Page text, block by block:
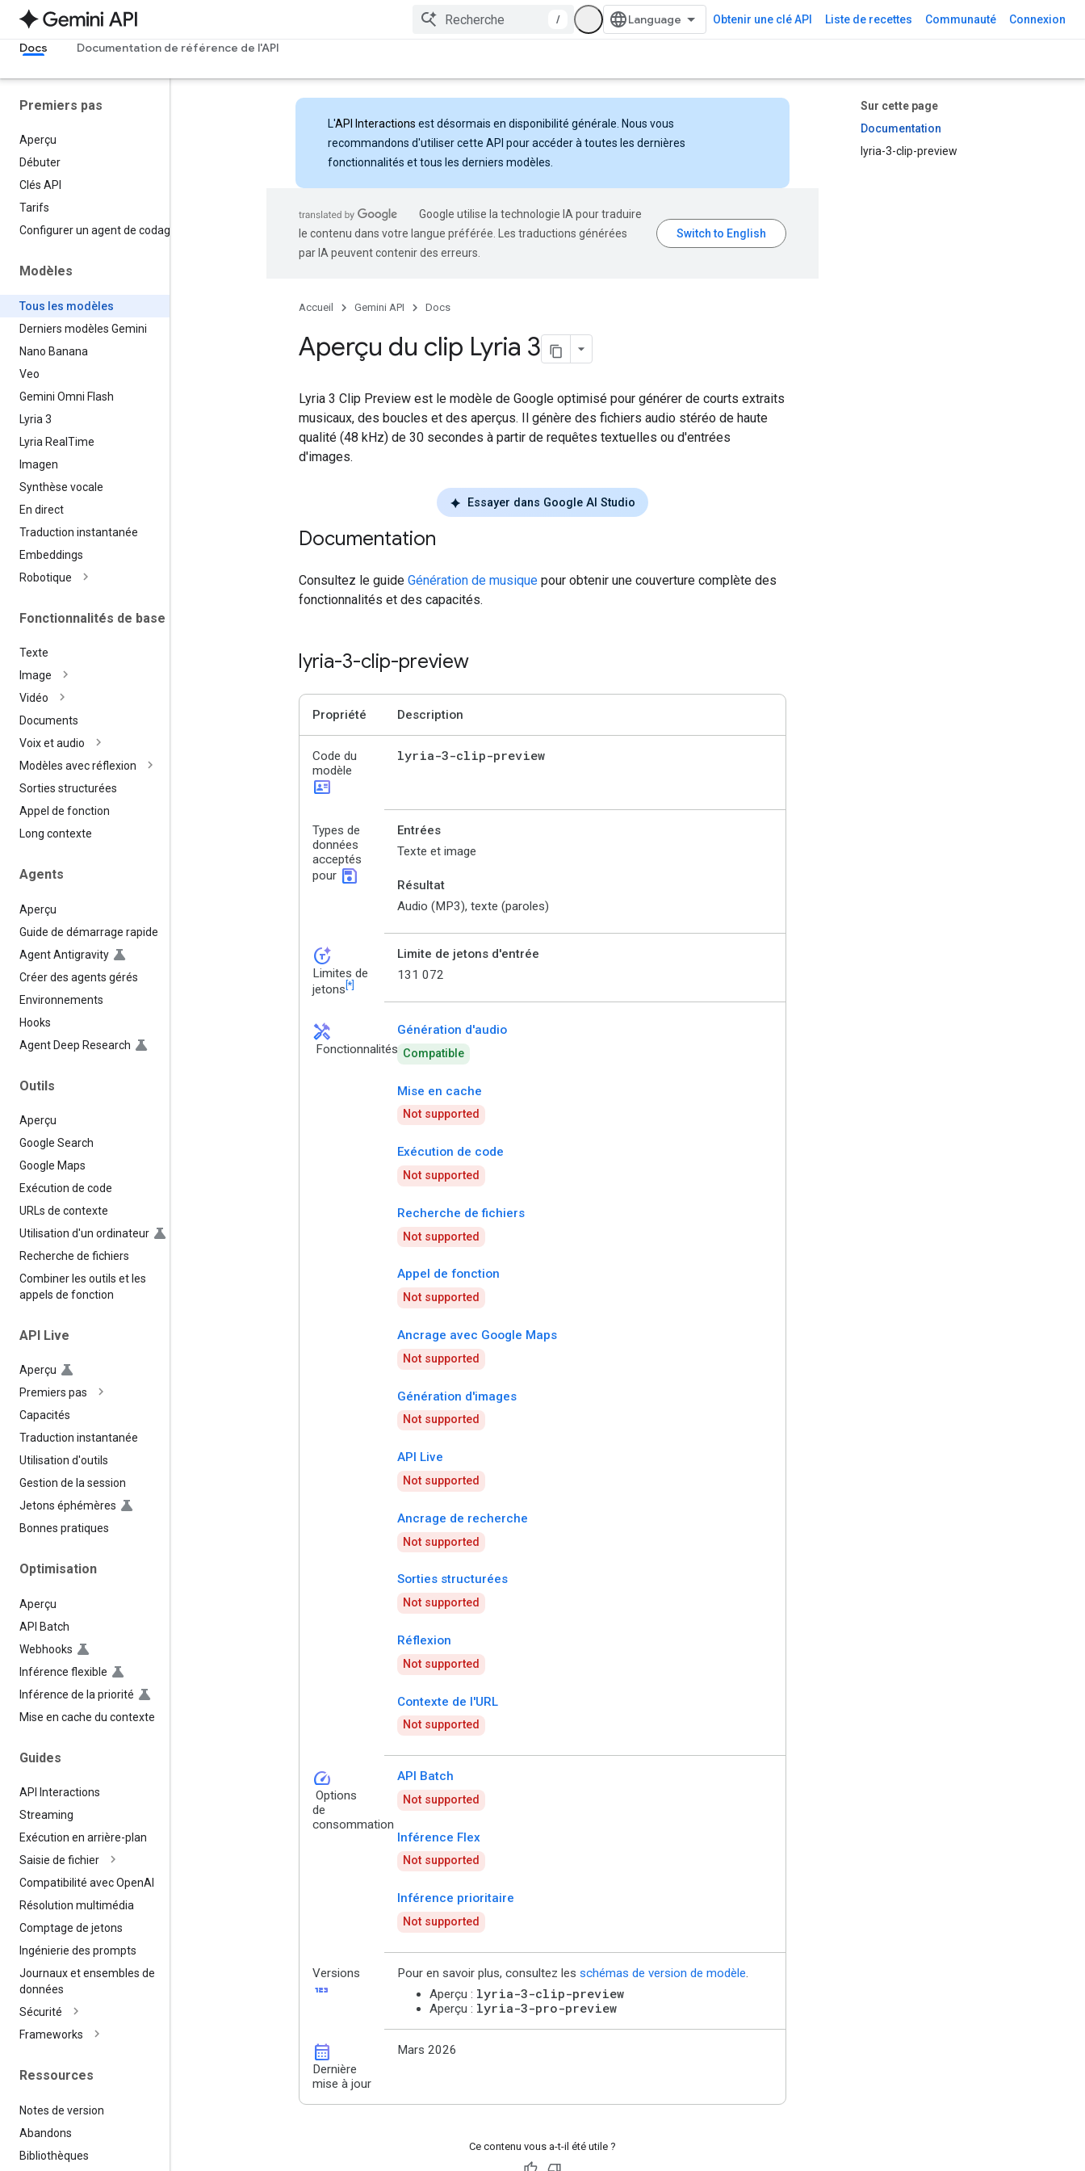
/ Obtenir une clé API Liste de recettes Communauté Connexion
Docs Documentation de référence de l'API
Premiers pas
Aperçu
Débuter
Clés API
Tarifs
Configurer un agent de codage
Modèles
Tous les modèles
Derniers modèles Gemini
Nano Banana
Veo
Gemini Omni Flash
Lyria 3
Lyria Real Time
Imagen
Synthèse vocale
En direct
Traduction instantanée
Embeddings
Robotique
Fonctionnalités de base
Texte
Image
Vidéo
Documents
Voix et audio
Modèles avec réflexion
Sorties structurées
Appel de fonction
Long contexte
Agents
Aperçu
Guide de démarrage rapide
Agent Antigravity
Créer des agents gérés
Environnements
Hooks
Agent Deep Research
Outils
Aperçu
Google Search
Google Maps
Exécution de code
URLs de contexte
Utilisation d'un ordinateur
Recherche de fichiers
Combiner les outils et les
appels de fonction
API Live
Aperçu
Premiers pas
Capacités
Traduction instantanée
Utilisation d'outils
Gestion de la session
Jetons éphémères
Bonnes pratiques
Optimisation
Aperçu
API Batch
Webhooks
Inférence flexible
Inférence de la priorité
Mise en cache du contexte
Guides
API Interactions
Streaming
Exécution en arrière-plan
Saisie de fichier
Compatibilité avec OpenAI
Résolution multimédia
Comptage de jetons
Ingénierie des prompts
Journaux et ensembles de
données
Sécurité
Frameworks
Ressources
Notes de version
Abandons
Bibliothèques
Sur cette page
Documentation
lyria-3-clip-preview
L'API Interactions est désormais en disponibilité générale. Nous vous
recommandons d'utiliser cette API pour accéder à toutes les dernières
fonctionnalités et tous les derniers modèles.
Google utilise la technologie IA pour traduire
le contenu dans votre langue préférée. Les traductions générées
par IA peuvent contenir des erreurs.
Accueil Gemini API Docs
Aperçu du clip Lyria 3
Lyria 3 Clip Preview est le modèle de Google optimisé pour générer de courts extraits
musicaux, des boucles et des aperçus. Il génère des fichiers audio stéréo de haute
qualité (48 kHz) de 30 secondes à partir de requêtes textuelles ou d'entrées
d'images.
Essayer dans Google AI Studio
Documentation
Consultez le guide Génération de musique pour obtenir une couverture complète des
fonctionnalités et des capacités.
lyria-3-clip-preview
Propriété Description
Code du
modèle
id_card
lyria-3-clip-preview
Types de
données
acceptés
pour save
Entrées
Texte et image
Résultat
Audio (MP3), texte (paroles)
token_auto
Limites de
jetons [*]
Limite de jetons d'entrée
131 072
handyman
Fonctionnalités
Génération d'audio
Compatible
Mise en cache
Not supported
Exécution de code
Not supported
Recherche de fichiers
Not supported
Appel de fonction
Not supported
Ancrage avec Google Maps
Not supported
Génération d'images
Not supported
API Live
Not supported
Ancrage de recherche
Not supported
Sorties structurées
Not supported
Réflexion
Not supported
Contexte de l'URL
Not supported
speed
Options
de
consommation
API Batch
Not supported
Inférence Flex
Not supported
Inférence prioritaire
Not supported
Versions
123
Pour en savoir plus, consultez les schémas de version de modèle.
Aperçu : lyria-3-clip-preview
Aperçu : lyria-3-pro-preview
calendar_month
Dernière
mise à jour
Mars 2026
Ce contenu vous a-t-il été utile ?